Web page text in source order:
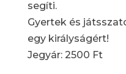
segíti.
Gyertek és
egy királyságért!
Jegyár: 2500 Ft